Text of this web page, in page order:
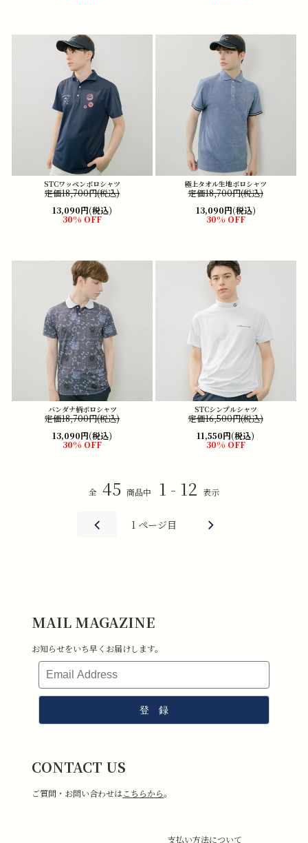
STCワッペンポロシャツ
定価18,700円(税込)
13,090円(税込)
30% OFF
極上タオル生地ポロシャツ
定価18,700円(税込)
13,090円(税込)
30% OFF
バンダナ柄ポロシャツ
定価18,700円(税込)
13,090円(税込)
30% OFF
STCシンプルシャツ
定価16,500円(税込)
11,550円(税込)
30% OFF
全 45 商品中 1 - 12 表示
1 ページ目
MAIL MAGAZINE
お知らせをいち早くお届けします。
CONTACT US
ご質問・お問い合わせはこちらから。
支払い方法について